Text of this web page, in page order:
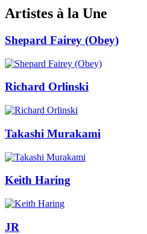
Artistes à la Une
Shepard Fairey (Obey)
Richard Orlinski
Takashi Murakami
Keith Haring
JR